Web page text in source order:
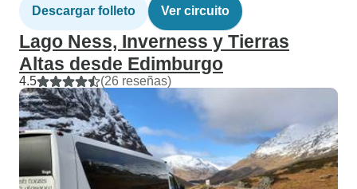
Descargar folleto Ver circuito
Lago Ness, Inverness y Tierras
Altas desde Edimburgo
4.5 (26 reseñas)